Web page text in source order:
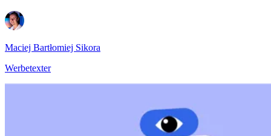
Maciej Bartłomiej Sikora
Werbetexter